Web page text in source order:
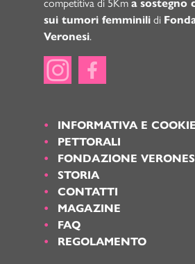
competitiva di 5Km a sostegno
sui tumori femminili di
Veronesi.
INFORMATIVA E
PETTORALI
FONDAZIONE
STORIA
CONTATTI
MAGAZINE
FAQ
REGOLAMENTO